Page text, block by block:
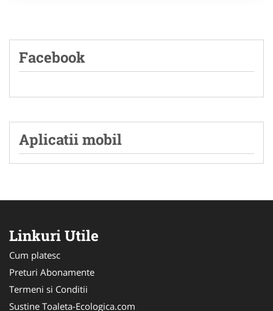
Facebook
Aplicatii mobil
Linkuri Utile
Cum platesc
Preturi Abonamente
Termeni si Conditii
Sustine Toaleta-Ecologica.com